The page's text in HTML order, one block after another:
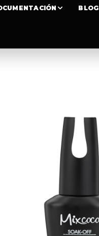
BLOG
TIZA 15ML
al carrito